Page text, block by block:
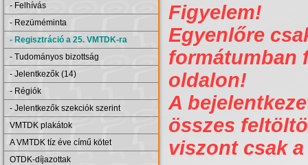
- Felhívás
- Rezüméminta
- Regisztráció a 25. VMTDK-ra
- Tudományos bizottság
- Jelentkezők (14)
- Régiók
- Jelentkezők szekciók szerint
VMTDK plakátok
A VMTDK tíz éve című kötet
OTDK-díjazottak
Figyelem!
Egyenlőre
formátumban
oldalon!
A
összes
viszont csak